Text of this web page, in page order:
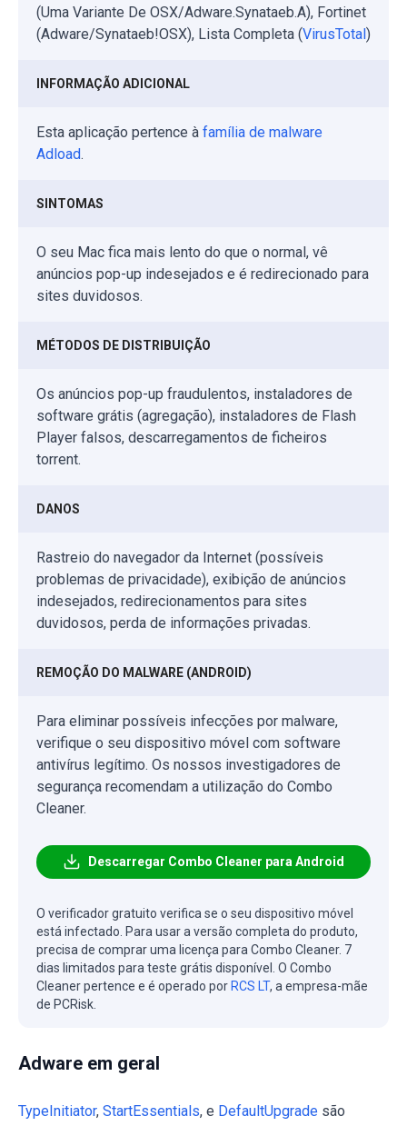
(Uma Variante De OSX/Adware.Synataeb.A), Fortinet
(Adware/Synataeb!OSX), Lista Completa (VirusTotal)
INFORMAÇÃO ADICIONAL
Esta aplicação pertence à família de malware
Adload.
SINTOMAS
O seu Mac fica mais lento do que o normal, vê
anúncios pop-up indesejados e é redirecionado para
sites duvidosos.
MÉTODOS DE DISTRIBUIÇÃO
Os anúncios pop-up fraudulentos, instaladores de
software grátis (agregação), instaladores de Flash
Player falsos, descarregamentos de ficheiros
torrent.
DANOS
Rastreio do navegador da Internet (possíveis
problemas de privacidade), exibição de anúncios
indesejados, redirecionamentos para sites
duvidosos, perda de informações privadas.
REMOÇÃO DO MALWARE (ANDROID)
Para eliminar possíveis infecções por malware,
verifique o seu dispositivo móvel com software
antivírus legítimo. Os nossos investigadores de
segurança recomendam a utilização do Combo
Cleaner.
Descarregar Combo Cleaner para Android
O verificador gratuito verifica se o seu dispositivo móvel
está infectado. Para usar a versão completa do produto,
precisa de comprar uma licença para Combo Cleaner. 7
dias limitados para teste grátis disponível. O Combo
Cleaner pertence e é operado por RCS LT, a empresa-mãe
de PCRisk.
Adware em geral
TypeInitiator, StartEssentials, e DefaultUpgrade são